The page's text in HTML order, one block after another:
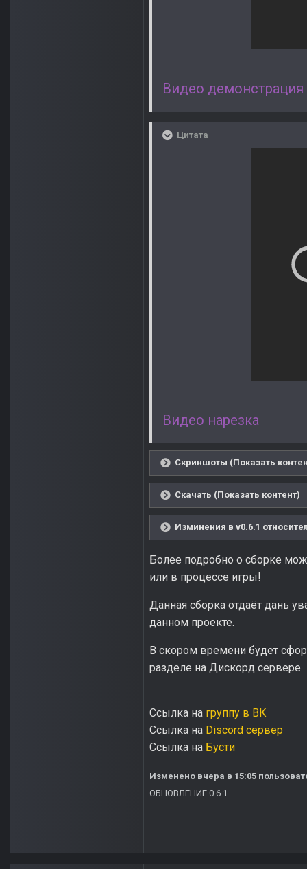
Видео демонстрация
Цитата
Видео нарезка
Скриншоты (Показать
Скачать (Показать контент)
Изминения в v0.6.1
Более подробно о сборке
или в процессе игры!
Данная сборка отдаёт дань
данном проекте.
В скором времени будет
разделе на Дискорд сервере.
Ссылка на группу в ВК
Ссылка на Discord сервер
Ссылка на Бусти
Изменено вчера в 15:05
ОБНОВЛЕНИЕ 0.6.1